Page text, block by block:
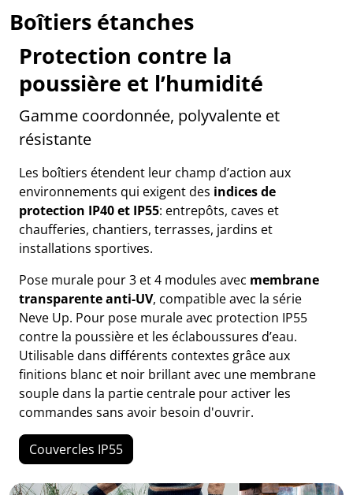
Boîtiers étanches
Protection contre la
poussière et l’humidité
Gamme coordonnée, polyvalente et
résistante
Les boîtiers étendent leur champ d’action aux
environnements qui exigent des indices de
protection IP40 et IP55: entrepôts, caves et
chaufferies, chantiers, terrasses, jardins et
installations sportives.
Pose murale pour 3 et 4 modules avec membrane
transparente anti-UV, compatible avec la série
Neve Up. Pour pose murale avec protection IP55
contre la poussière et les éclaboussures d’eau.
Utilisable dans différents contextes grâce aux
finitions blanc et noir brillant avec une membrane
souple dans la partie centrale pour activer les
commandes sans avoir besoin d'ouvrir.
Couvercles IP55